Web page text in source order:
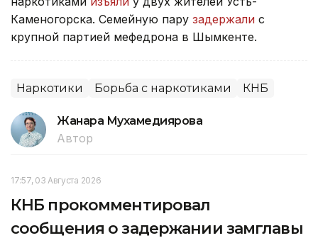
Каменогорска. Семейную пару задержали с
крупной партией мефедрона в Шымкенте.
Наркотики Борьба с наркотиками КНБ
Жанара Мухамедиярова
Автор
17:57, 03 Августа 2026
КНБ прокомментировал
сообщения о задержании замглавы